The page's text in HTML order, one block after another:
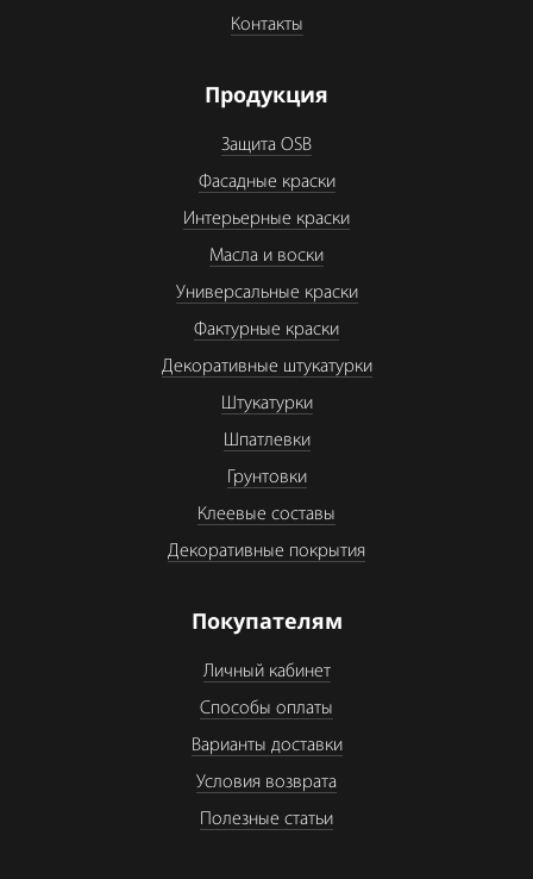
Контакты
Продукция
Защита OSB
Фасадные краски
Интерьерные краски
Масла и воски
Универсальные краски
Фактурные краски
Декоративные штукатурки
Штукатурки
Шпатлевки
Грунтовки
Клеевые составы
Декоративные покрытия
Покупателям
Личный кабинет
Способы оплаты
Варианты доставки
Условия возврата
Полезные статьи